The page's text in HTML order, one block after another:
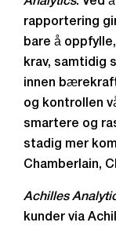
rapportering
bare å
krav, samtidig
innen
og kontrollen
smartere og
stadig mer
Chamberlain,
Achilles
kunder via